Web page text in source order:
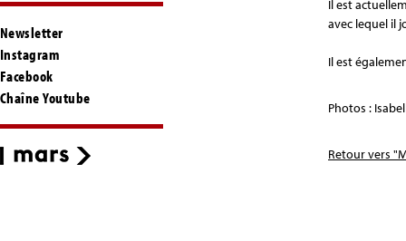
Newsletter
Instagram
Facebook
Chaîne Youtube
Il est
avec lequel il
Il est
Photos :
Retour vers